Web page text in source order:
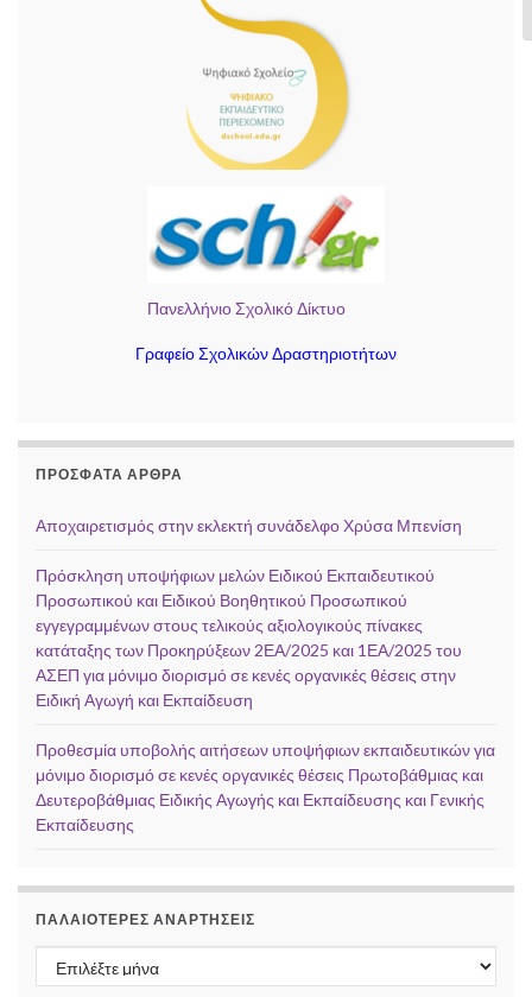
Πανελλήνιο Σχολικό Δίκτυο
Γραφείο Σχολικών Δραστηριοτήτων
ΠΡΌΣΦΑΤΑ ΆΡΘΡΑ
Αποχαιρετισμός στην εκλεκτή συνάδελφο Χρύσα Μπενίση
Πρόσκληση υποψήφιων μελών Ειδικού Εκπαιδευτικού
Προσωπικού και Ειδικού Βοηθητικού Προσωπικού
εγγεγραμμένων στους τελικούς αξιολογικούς πίνακες
κατάταξης των Προκηρύξεων 2ΕΑ/2025 και 1ΕΑ/2025 του
ΑΣΕΠ για μόνιμο διορισμό σε κενές οργανικές θέσεις στην
Ειδική Αγωγή και Εκπαίδευση
Προθεσμία υποβολής αιτήσεων υποψήφιων εκπαιδευτικών για
μόνιμο διορισμό σε κενές οργανικές θέσεις Πρωτοβάθμιας και
Δευτεροβάθμιας Ειδικής Αγωγής και Εκπαίδευσης και Γενικής
Εκπαίδευσης
ΠΑΛΑΙΌΤΕΡΕΣ ΑΝΑΡΤΉΣΕΙΣ
Παλαιότερες αναρτήσεις